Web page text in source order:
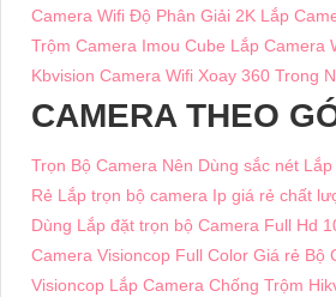
Camera Wifi Độ Phân Giải 2K Lắp
Trộm Camera Imou Cube Lắp Camera
Kbvision Camera Wifi Xoay 360 Trong
CAMERA THEO
Trọn Bộ Camera Nên Dùng sắc nét
Rẻ Lắp trọn bộ camera Ip giá rẻ chất
Dùng Lắp đặt trọn bộ Camera Full Hd
Camera Visioncop Full Color Giá rẻ Bộ
Visioncop Lắp Camera Chống Trộm